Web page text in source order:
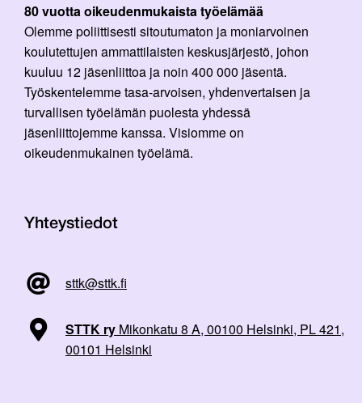
80 vuotta oikeudenmukaista työelämää
Olemme poliittisesti sitoutumaton ja moniarvoinen
koulutettujen ammattilaisten keskusjärjestö, johon
kuuluu 12 jäsenliittoa ja noin 400 000 jäsentä.
Työskentelemme tasa-arvoisen, yhdenvertaisen ja
turvallisen työelämän puolesta yhdessä
jäsenliittojemme kanssa. Visiomme on
oikeudenmukainen työelämä.
Yhteystiedot
sttk@sttk.fi
STTK ry Mikonkatu 8 A, 00100 Helsinki, PL 421,
00101 Helsinki